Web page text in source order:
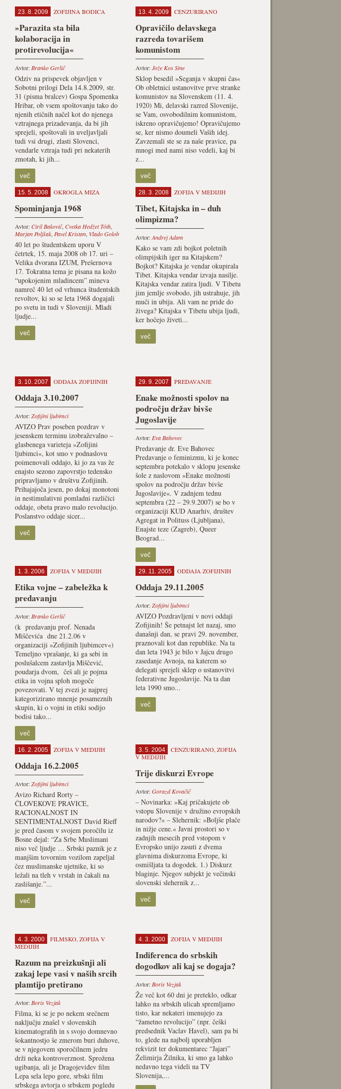
23. 8. 2009 ZOFIJINA BODICA
»Parazita sta bila
kolaboracija in
protirevolucija«
Avtor: Branko Gerlič
Odziv na prispevek objavljen v
Sobotni prilogi Dela 14.8.2009, str.
31 (pisma bralcev) Gospa Spomenka
Hribar, ob vsem spoštovanju tako do
njenih etičnih načel kot do njenega
vztrajnega prizadevanja, da bi jih
sprejeli, spoštovali in uveljavljali
tudi vsi drugi, zlasti Slovenci,
vendarle vztraja tudi pri nekaterih
zmotah, ki jih...
več
13. 4. 2009 CENZURIRANO
Opravičilo delavskega
razreda tovarišem
komunistom
Avtor:Jože Kos Sine
Sklop besedil »Seganja v skupni čas«
Ob obletnici ustanovitve prve stranke
komunistov na Slovenskem (11. 4.
1920) Mi, delavski razred Slovenije,
se Vam, osvobodilnim komunistom,
iskreno opravičujemo! Opravičujemo
se, ker nismo doumeli Vaših idej.
Zavzemali ste se za naše pravice, pa
mnogi med nami niso vedeli, kaj bi
z...
več
15. 5. 2008 OKROGLA MIZA
Spominjanja 1968
Avtor:Ciril Bakovič, Cvetka Hedžet Tóth,
Marjan Poljšak, Pavel Kristan, Vlado Golob
40 let po študentskem uporu V
četrtek, 15. maja 2008 ob 17. uri –
Velika dvorana IZUM, Prešernova
17. Tokratna tema je pisana na kožo
“upokojenim mladincem” mineva
namreč 40 let od vrhunca študentskih
revoltov, ki so se leta 1968 dogajali
po svetu in tudi v Sloveniji. Mladi
ljudje...
več
28. 3. 2008 ZOFIJA V MEDIJIH
Tibet, Kitajska in – duh
olimpizma?
Avtor:Andrej Adam
Kako se vam zdi bojkot poletnih
olimpijskih iger na Kitajskem?
Bojkot? Kitajska je vendar okupirala
Tibet. Kitajska vendar izvaja nasilje.
Kitajska vendar zatira ljudi. V Tibetu
jim jemlje svobodo, jih ustrahuje, jih
muči in ubija. Ali vam ne pride do
živega? Kitajska v Tibetu ubija ljudi,
ker hočejo živeti...
več
3. 10. 2007 ODDAJA ZOFIJINIH
Oddaja 3.10.2007
Avtor:Zofijini ljubimci
AVIZO Prav poseben pozdrav v
jesenskem terminu izobraževalno –
glasbenega varieteja »Zofijini
ljubimci«, kot smo v podnaslovu
poimenovali oddajo, ki jo za vas že
enajsto sezono zapovrstjo tedensko
pripravljamo v društvu Zofijinih.
Prihajajoča jesen, po dokaj monotoni
in nestimulativni pomladni različici
oddaje, obeta pravo malo revolucijo.
Poslanstvo oddaje sicer...
več
29. 9. 2007 PREDAVANJE
Enake možnosti spolov na
področju držav bivše
Jugoslavije
Avtor: Eva Bahovec
Predavanje dr. Eve Bahovec
Predavanje o feminizmu, ki je konec
septembra potekalo v sklopu jesenske
šole z naslovom »Enake možnosti
spolov na področju držav bivše
Jugoslavije«. V zadnjem tednu
septembra (22 – 29.9.2007) se bo v
organizaciji KUD Anarhiv, društev
Agregat in Polituss (Ljubljana),
Enajste teze (Zagreb), Queer
Beograd...
več
1. 3. 2006 ZOFIJA V MEDIJIH
Etika vojne – zabeležka k
predavanju
Avtor: Branko Gerlič
(k predavanju prof. Nenada
Miščevića dne 21.2.06 v
organizaciji »Zofijinih ljubimcev«)
Temeljno vprašanje, ki ga sebi in
poslušalcem zastavlja Miščević,
poudarja dvom, češ ali je pojma
etika in vojna sploh mogoče
povezovati. V tej zvezi je najprej
kategorizirano mnenje posameznih
skupin, ki o vojni in etiki sodijo
bodisi tako...
več
29. 11. 2005 ODDAJA ZOFIJINIH
Oddaja 29.11.2005
Avtor:Zofijini ljubimci
AVIZO Pozdravljeni v novi oddaji
Zofijinih! Še petnajst let nazaj, smo
današnji dan, se pravi 29. november,
praznovali kot dan republike. Na ta
dan leta 1943 je bilo v Jajcu drugo
zasedanje Avnoja, na katerem so
delegati sprejeli sklep o ustanovitvi
federativne Jugoslavije. Na ta dan
leta 1990 smo...
več
16. 2. 2005 ZOFIJA V MEDIJIH
Oddaja 16.2.2005
Avtor:Zofijini ljubimci
Avizo Richard Rorty –
ČLOVEKOVE PRAVICE,
RACIONALNOST IN
SENTIMENTALNOST David Rieff
je pred časom v svojem poročilu iz
Bosne dejal: “Za Srbe Muslimani
niso več ljudje … Srbski paznik je z
manjšim tovornim vozilom zapeljal
čez muslimanske ujetnike, ki so
ležali na tleh v vrstah in čakali na
zaslišanje.”...
več
3. 5. 2004 CENZURIRANO, ZOFIJA
V MEDIJIH
Trije diskurzi Evrope
Avtor:Gorazd Kovačič
– Novinarka: »Kaj pričakujete ob
vstopu Slovenije v družino evropskih
narodov?« – Slehernik: »Boljše plače
in nižje cene.« Javni prostori so v
zadnjih mesecih pred vstopom v
Evropsko unijo zasuti z dvema
glavnima diskurzoma Evrope, ki
osmišljata ta dogodek. 1.) Diskurz
blaginje. Njegov subjekt je večinski
slovenski slehernik z...
več
4. 3. 2000 FILMSKO, ZOFIJA V
MEDIJIH
Razum na preizkušnji ali
zakaj lepe vasi v naših srcih
plamtijo pretirano
Avtor: Boris Vezjak
Filma, ki se je po nekem srečnem
naključju znašel v slovenskih
kinematografih in s svojo domnevno
šokantnostjo še zmerom buri duhove,
se v njegovem sporočilnem jedru
drži neka kontroverznost. Sprožena
ugibanja, ali je Dragojeviđev film
Lepa sela lepo gore, srbski film
srbskega avtorja o srbskem pogledu
4. 3. 2000 ZOFIJA V MEDIJIH
Indiferenca do srbskih
dogodkov ali kaj se dogaja?
Avtor: Boris Vezjak
Že več kot 60 dni je preteklo, odkar
lahko na srbskih ulicah spremljamo
tisto, kar nekateri imenujejo za
“žametno revolucijo” (npr. češki
predsednik Vaclav Havel), sam pa bi
to, glede na najbolj uporabljen
rekvizit ter dokumentarec “Jajari”
Želimirja Žilnika, ki smo ga lahko
nedavno tega videli na TV
Slovenija,...